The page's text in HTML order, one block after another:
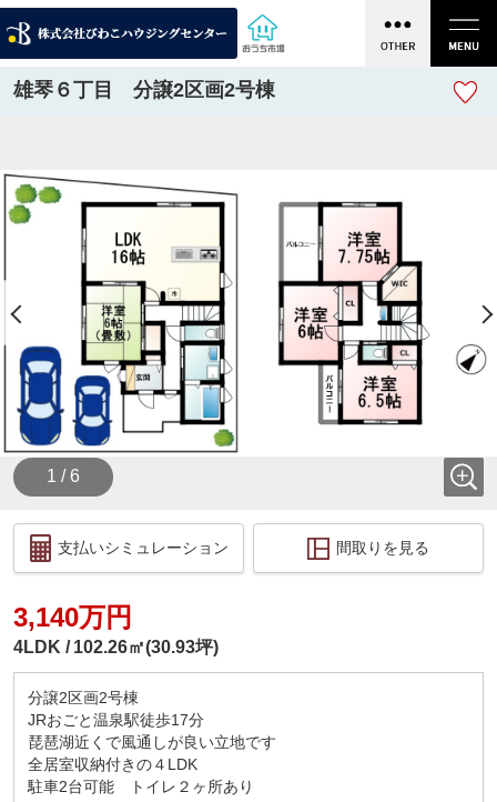
雄琴６丁目 分譲2区画2号棟
1 / 6
支払いシミュレーション 間取りを見る
3,140万円
4LDK 102.26㎡(30.93坪)
分譲2区画2号棟
JRおごと温泉駅徒歩17分
琵琶湖近くで風通しが良い立地です
全居室収納付きの４LDK
駐車2台可能 トイレ２ヶ所あり